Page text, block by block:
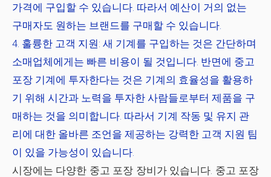
가격에 구입할 수 있습니다. 따라서 예산이 거의 없는
구매자도 원하는 브랜드를 구매할 수 있습니다.
훌륭한 고객 지원: 새 기계를 구입하는 것은 간단하며
소매업체에게는 빠른 비용이 될 것입니다. 반면에 중고
포장 기계에 투자한다는 것은 기계의 효율성을 활용하
기 위해 시간과 노력을 투자한 사람들로부터 제품을 구
매하는 것을 의미합니다. 따라서 기계 작동 및 유지 관
리에 대한 올바른 조언을 제공하는 강력한 고객 지원 팀
이 있을 가능성이 있습니다.
시장에는 다양한 중고 포장 장비가 있습니다. 중고 포장